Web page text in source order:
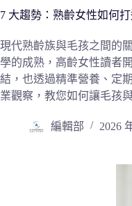
7 大趨勢：熟齡女性如何
現代熟齡族與毛孩之間的
學的成熟，高齡女性讀者
結，也透過精準營養、定
業觀察，教您如何讓毛孩
編輯部 2026